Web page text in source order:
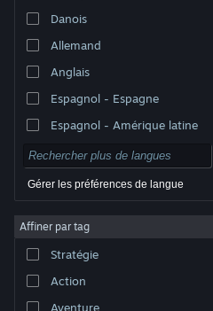
© Valve Corporation. Tous droits réservés. Toutes
titulaires aux États-Unis et dans d'autres pays.
Accessibilité
Remboursements
Danois
Allemand
Anglais
Espagnol - Espagne
Espagnol - Amérique latine
Gérer les préférences de langue
Affiner par tag
Stratégie
Action
Aventure